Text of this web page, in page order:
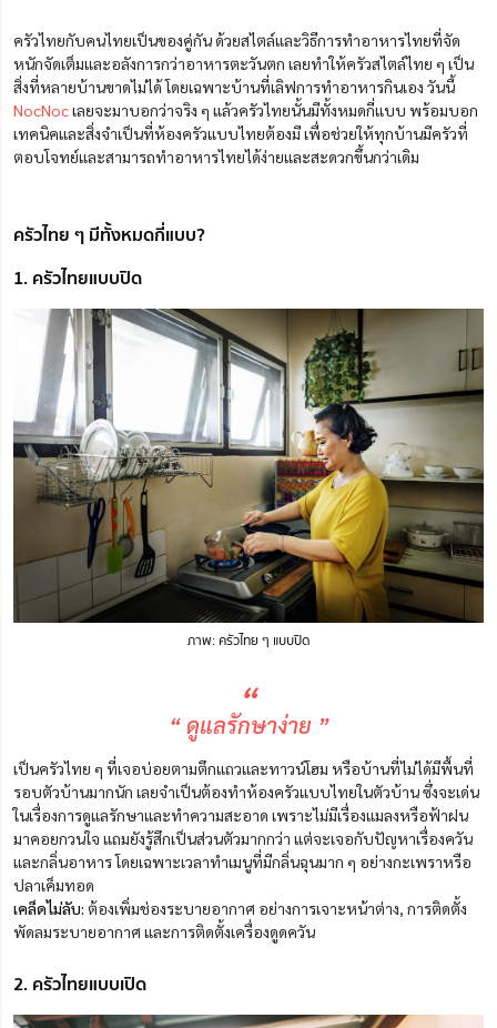
ครัวไทยกับคนไทยเป็นของคู่กัน ด้วยสไตล์และวิธีการทำอาหารไทยที่จัด
หนักจัดเต็มและอลังการกว่าอาหารตะวันตก เลยทำให้ครัวสไตล์ไทย ๆ เป็น
สิ่งที่หลายบ้านขาดไม่ได้ โดยเฉพาะบ้านที่เลิฟการทำอาหารกินเอง วันนี้
NocNocเลยจะมาบอกว่าจริง ๆ แล้วครัวไทยนั้นมีทั้งหมดกี่แบบ พร้อมบอก
เทคนิคและสิ่งจำเป็นที่ห้องครัวแบบไทยต้องมี เพื่อช่วยให้ทุกบ้านมีครัวที่
ตอบโจทย์และสามารถทำอาหารไทยได้ง่ายและสะดวกขึ้นกว่าเดิม
ครัวไทย ๆ มีทั้งหมดกี่แบบ?
1. ครัวไทยแบบปิด
ภาพ: ครัวไทย ๆ แบบปิด
“
“ ดูแลรักษาง่าย ”
เป็นครัวไทย ๆ ที่เจอบ่อยตามตึกแถวและทาวน์โฮม หรือบ้านที่ไม่ได้มีพื้นที่
รอบตัวบ้านมากนัก เลยจำเป็นต้องทำห้องครัวแบบไทยในตัวบ้าน ซึ่งจะเด่น
ในเรื่องการดูแลรักษาและทำความสะอาด เพราะไม่มีเรื่องแมลงหรือฟ้าฝน
มาคอยกวนใจ แถมยังรู้สึกเป็นส่วนตัวมากกว่า แต่จะเจอกับปัญหาเรื่องควัน
และกลิ่นอาหาร โดยเฉพาะเวลาทำเมนูที่มีกลิ่นฉุนมาก ๆ อย่างกะเพราหรือ
ปลาเค็มทอด
เคล็ดไม่ลับ: ต้องเพิ่มช่องระบายอากาศ อย่างการเจาะหน้าต่าง, การติดตั้ง
พัดลมระบายอากาศ และการติดตั้งเครื่องดูดควัน
2. ครัวไทยแบบเปิด